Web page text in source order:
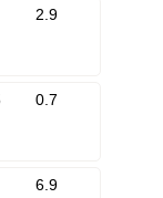
2.9
0.7
6.9